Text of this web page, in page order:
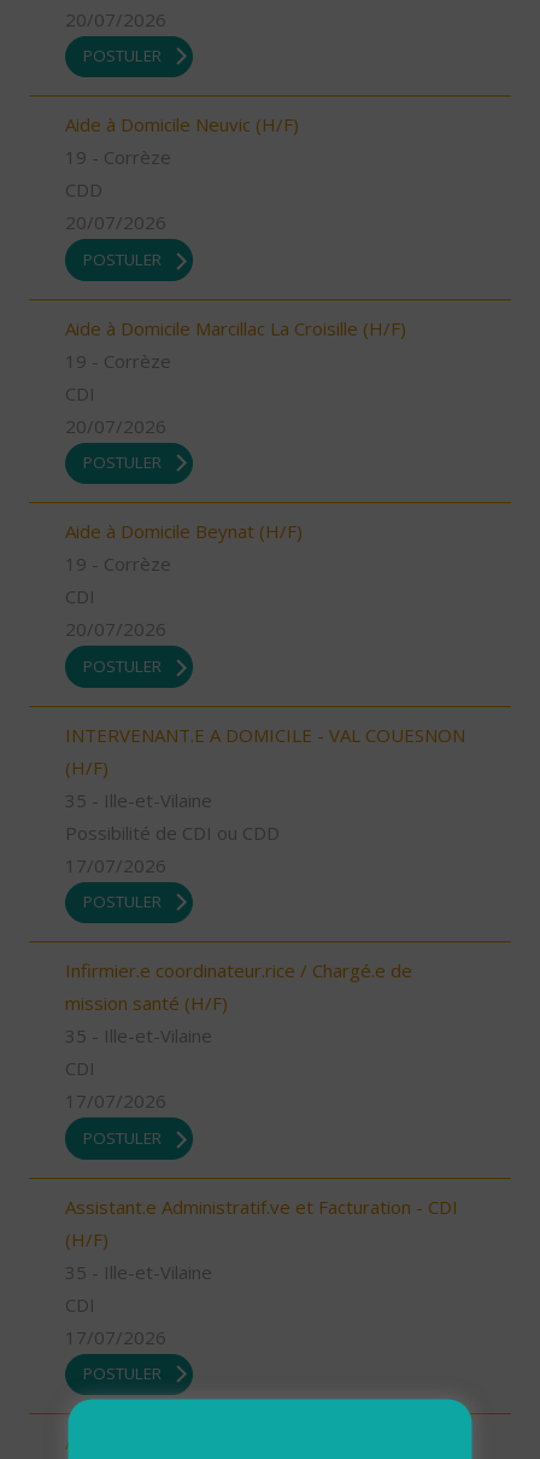
20/07/2026
POSTULER
Aide à Domicile Neuvic (H/F)
19 - Corrèze
CDD
20/07/2026
POSTULER
Aide à Domicile Marcillac La Croisille (H/F)
19 - Corrèze
CDI
20/07/2026
POSTULER
Aide à Domicile Beynat (H/F)
19 - Corrèze
CDI
20/07/2026
POSTULER
INTERVENANT.E A DOMICILE - VAL COUESNON
(H/F)
35 - Ille-et-Vilaine
Possibilité de CDI ou CDD
17/07/2026
POSTULER
Infirmier.e coordinateur.rice / Chargé.e de
mission santé (H/F)
35 - Ille-et-Vilaine
CDI
17/07/2026
POSTULER
Assistant.e Administratif.ve et Facturation - CDI
(H/F)
35 - Ille-et-Vilaine
CDI
17/07/2026
POSTULER
Assistant.e Administratif.ve et Facturation - CDD